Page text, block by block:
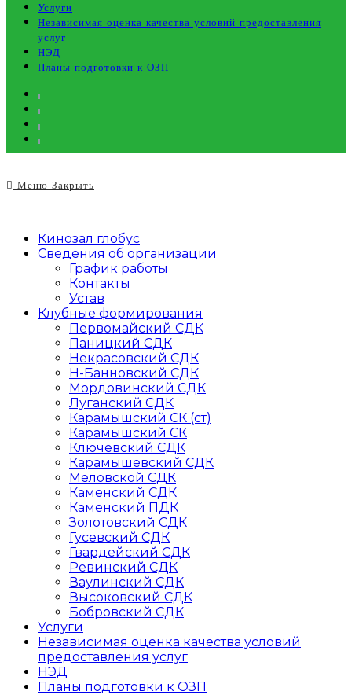
Услуги
Независимая оценка качества условий предоставления
услуг
НЭД
Планы подготовки к ОЗП
Меню Закрыть
Кинозал глобус
Сведения об организации
График работы
Контакты
Устав
Клубные формирования
Первомайский СДК
Паницкий СДК
Некрасовский СДК
Н-Банновский СДК
Мордовинский СДК
Луганский СДК
Карамышский СК (ст)
Карамышский СК
Ключевский СДК
Карамышевский СДК
Меловской СДК
Каменский СДК
Каменский ПДК
Золотовский СДК
Гусевский СДК
Гвардейский СДК
Ревинский СДК
Ваулинский СДК
Высоковский СДК
Бобровский СДК
Услуги
Независимая оценка качества условий
предоставления услуг
НЭД
Планы подготовки к ОЗП